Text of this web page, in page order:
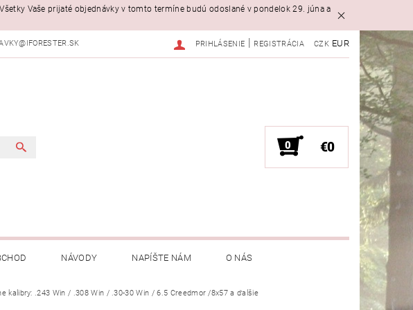
Vaše prijaté objednávky v tomto termíne budú odoslané v pondelok 29. júna a
CZK EUR
PRIHLÁSENIE REGISTRÁCIA
0 €0
NÁVODY NAPÍŠTE NÁM O NÁS
kalibry: .243 Win / .308 Win / .30-30 Win / 6.5 Creedmor /8x57 a ďalšie